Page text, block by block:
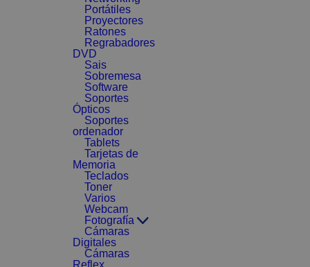
Portátiles
Proyectores
Ratones
Regrabadores
DVD
Sais
Sobremesa
Software
Soportes
Ópticos
Soportes
ordenador
Tablets
Tarjetas de
Memoria
Teclados
Toner
Varios
Webcam
Fotografía
Cámaras
Digitales
Cámaras
Reflex